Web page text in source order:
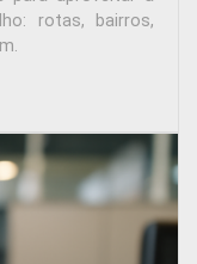
rotas, bairros,